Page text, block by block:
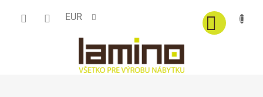
EUR